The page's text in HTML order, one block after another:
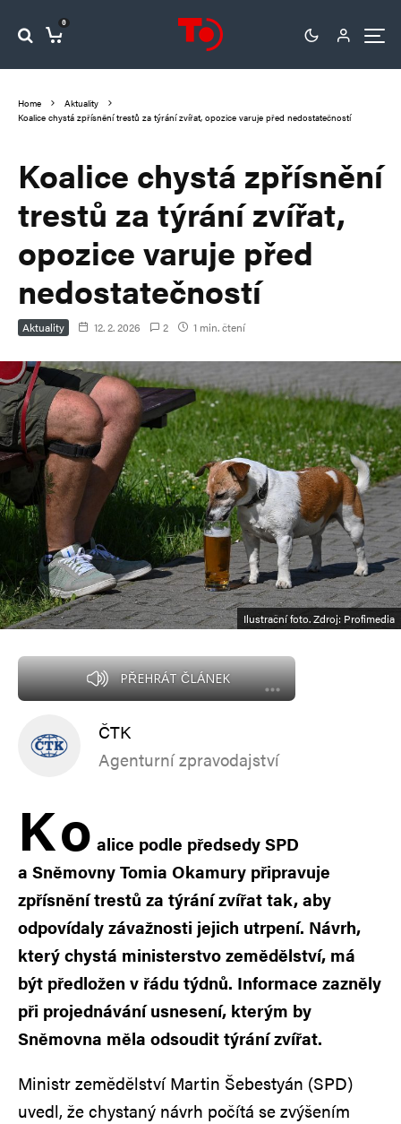
0
Home
Aktuality
Koalice chystá zpřísnění trestů za týrání zvířat, opozice varuje před nedostatečností
Koalice chystá zpřísnění
trestů za týrání zvířat,
opozice varuje před
nedostatečností
Aktuality 12. 2. 2026 2 1 min. čtení
Ilustrační foto. Zdroj: Profimedia
PŘEHRÁT ČLÁNEK
ČTK
Agenturní zpravodajství
Ko alice podle předsedy SPD
a Sněmovny Tomia Okamury připravuje
zpřísnění trestů za týrání zvířat tak, aby
odpovídaly závažnosti jejich utrpení. Návrh,
který chystá ministerstvo zemědělství, má
být předložen v řádu týdnů. Informace zazněly
při projednávání usnesení, kterým by
Sněmovna měla odsoudit týrání zvířat.
Ministr zemědělství Martin Šebestyán (SPD)
uvedl, že chystaný návrh počítá se zvýšením